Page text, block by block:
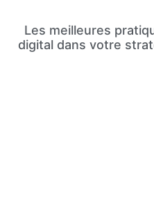
Les meilleures
digital dans votre